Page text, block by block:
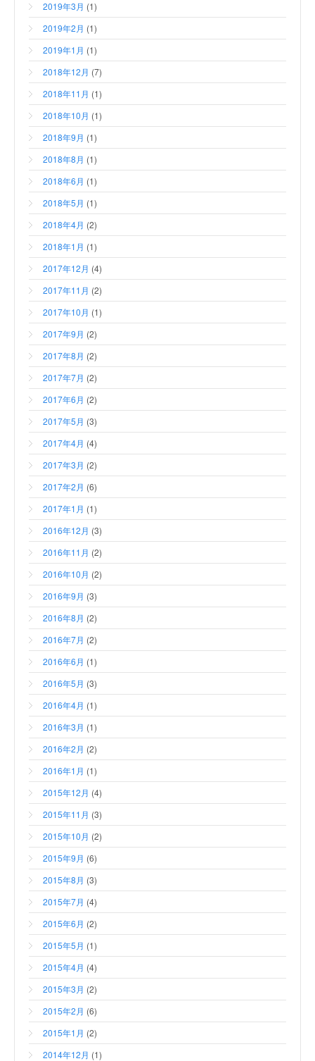
2019年3月 (1)
2019年2月 (1)
2019年1月 (1)
2018年12月 (7)
2018年11月 (1)
2018年10月 (1)
2018年9月 (1)
2018年8月 (1)
2018年6月 (1)
2018年5月 (1)
2018年4月 (2)
2018年1月 (1)
2017年12月 (4)
2017年11月 (2)
2017年10月 (1)
2017年9月 (2)
2017年8月 (2)
2017年7月 (2)
2017年6月 (2)
2017年5月 (3)
2017年4月 (4)
2017年3月 (2)
2017年2月 (6)
2017年1月 (1)
2016年12月 (3)
2016年11月 (2)
2016年10月 (2)
2016年9月 (3)
2016年8月 (2)
2016年7月 (2)
2016年6月 (1)
2016年5月 (3)
2016年4月 (1)
2016年3月 (1)
2016年2月 (2)
2016年1月 (1)
2015年12月 (4)
2015年11月 (3)
2015年10月 (2)
2015年9月 (6)
2015年8月 (3)
2015年7月 (4)
2015年6月 (2)
2015年5月 (1)
2015年4月 (4)
2015年3月 (2)
2015年2月 (6)
2015年1月 (2)
2014年12月 (1)